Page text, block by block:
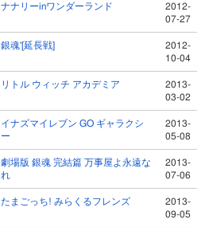
ナナリーinワンダーランド
2012-
07-27
銀魂'[延長戦]
2012-
10-04
リトル ウィッチ アカデミア
2013-
03-02
イナズマイレブン GO ギャラクシ
ー
2013-
05-08
劇場版 銀魂 完結篇 万事屋よ永遠な
れ
2013-
07-06
たまごっち! みらくるフレンズ
2013-
09-05